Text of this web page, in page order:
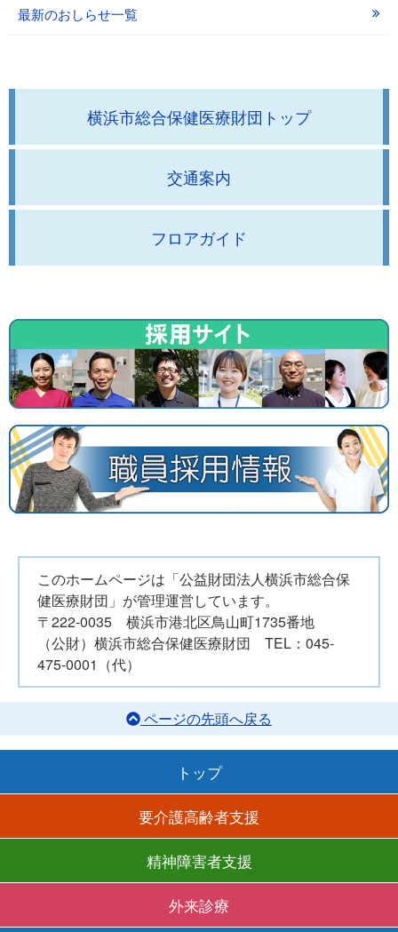
最新のおしらせ一覧
横浜市総合保健医療財団トップ
交通案内
フロアガイド
このホームページは「公益財団法人横浜市総合保
健医療財団」が管理運営しています。
〒222-0035 横浜市港北区鳥山町1735番地
（公財）横浜市総合保健医療財団 TEL：045-
475-0001（代）
ページの先頭へ戻る
トップ
要介護高齢者支援
精神障害者支援
外来診療